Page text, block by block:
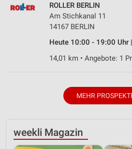
ROLLER BERLIN
Am Stichkanal 11
14167 BERLIN
Heute 10:00 - 19:00 Uhr |
14,01 km • Angebote: 1
MEHR
weekli Magazin